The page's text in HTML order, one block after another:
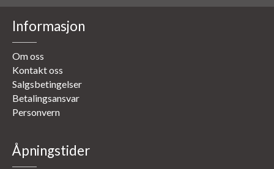
Informasjon
Om oss
Kontakt oss
Salgsbetingelser
Betalingsansvar
Personvern
Åpningstider